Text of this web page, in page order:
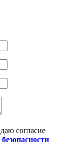
согласие